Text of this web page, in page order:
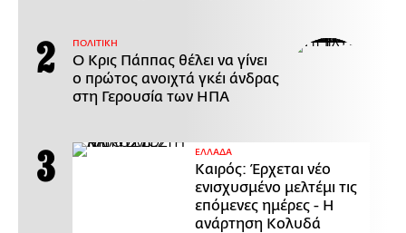
ΠΟΛΙΤΙΚΗ
Ο Κρις Πάππας θέλει να γίνει
ο πρώτος ανοιχτά γκέι άνδρας
στη Γερουσία των ΗΠΑ
ΕΛΛΑΔΑ
Καιρός: Έρχεται νέο
ενισχυσμένο μελτέμι τις
επόμενες ημέρες - Η
ανάρτηση Κολυδά